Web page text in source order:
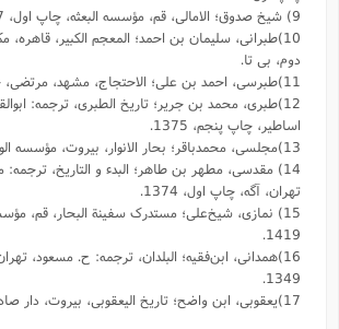
9) شیخ صدوق؛ الامالی، قم، مؤسسه البعثه، چاپ اول، 1417.
10)طبرانی، سلیمان بن احمد؛ المعجم الکبیر، قاهره،
دوم، بی تا.
11)طبرسی، احمد بن علی؛ الاحتجاج، مشهد، مرتضی، چاپ اول، 1403.
12)طبری، محمد بن جریر؛ تاریخ الطبری، ترجمه:
اساطیر، چاپ پنجم، 1375.
13)مجلسی، محمدباقر؛ بحار الانوار، بیروت، مؤسسه الوفاء، 1403.
14) مقدسى، مطهر بن طاهر؛ البدء و التاریخ،
تهران، آگه، چاپ اول، 1374.
15) نمازی، شیخ‌علی؛ مستدرک سفینة البحار، قم،
1419.
16)همدانی، ابن‌فقیه؛ البلدان، ترجمه: ح. مسعود،
1349.
17)یعقوبى، ابن واضح؛ تاریخ الیعقوبى، بیروت، دار صادر، بی تا.